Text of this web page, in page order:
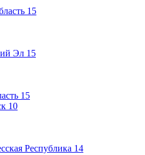
15
Эл 15
15
10
Республика 14